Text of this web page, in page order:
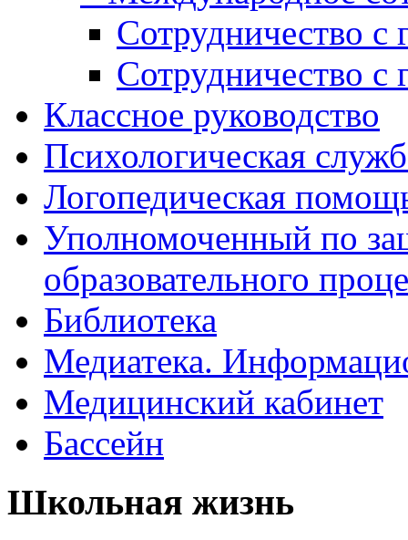
Сотрудничество
Сотрудничество с
Классное руководство
Психологическая
Логопедическая
Уполномоченный по
образовательного
Библиотека
Медиатека.
Медицинский кабинет
Бассейн
Школьная жизнь